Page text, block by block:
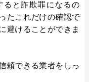
ると詐欺罪になるの
たこれだけの確認で
避けることができま
頼できる業者をしっ